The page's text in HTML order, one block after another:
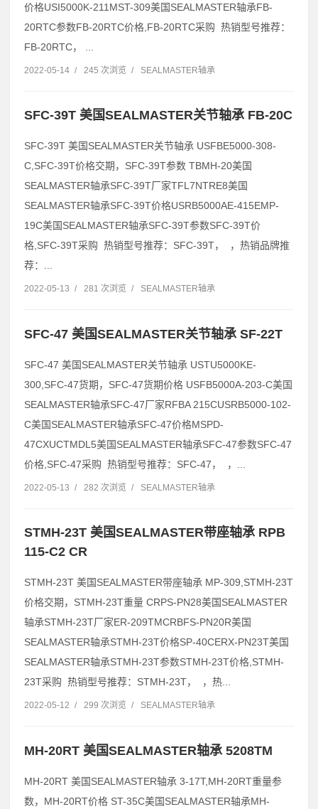
价格USI5000K-211MST-309美国SEALMASTER轴承FB-
20RTC参数FB-20RTC价格,FB-20RTC采购 热销型号推荐：
FB-20RTC， ...
2022-05-14 / 245 次浏览 / SEALMASTER轴承
SFC-39T 美国SEALMASTER关节轴承 FB-20C
SFC-39T 美国SEALMASTER关节轴承 USFBE5000-308-
C,SFC-39T价格交期，SFC-39T参数 TBMH-20美国
SEALMASTER轴承SFC-39T厂家TFL7NTRE8美国
SEALMASTER轴承SFC-39T价格USRB5000AE-415EMP-
19C美国SEALMASTER轴承SFC-39T参数SFC-39T价
格,SFC-39T采购 热销型号推荐：SFC-39T， ，热销品牌推
荐：...
2022-05-13 / 281 次浏览 / SEALMASTER轴承
SFC-47 美国SEALMASTER关节轴承 SF-22T
SFC-47 美国SEALMASTER关节轴承 USTU5000KE-
300,SFC-47货期，SFC-47货期价格 USFB5000A-203-C美国
SEALMASTER轴承SFC-47厂家RFBA 215CUSRB5000-102-
C美国SEALMASTER轴承SFC-47价格MSPD-
47CXUCTMDL5美国SEALMASTER轴承SFC-47参数SFC-47
价格,SFC-47采购 热销型号推荐：SFC-47， ，...
2022-05-13 / 282 次浏览 / SEALMASTER轴承
STMH-23T 美国SEALMASTER带座轴承 RPB
115-C2 CR
STMH-23T 美国SEALMASTER带座轴承 MP-309,STMH-23T
价格交期，STMH-23T重量 CRPS-PN28美国SEALMASTER
轴承STMH-23T厂家ER-209TMCRBFS-PN20R美国
SEALMASTER轴承STMH-23T价格SP-40CERX-PN23T美国
SEALMASTER轴承STMH-23T参数STMH-23T价格,STMH-
23T采购 热销型号推荐：STMH-23T， ，热...
2022-05-12 / 299 次浏览 / SEALMASTER轴承
MH-20RT 美国SEALMASTER轴承 5208TM
MH-20RT 美国SEALMASTER轴承 3-17T,MH-20RT重量参
数，MH-20RT价格 ST-35C美国SEALMASTER轴承MH-